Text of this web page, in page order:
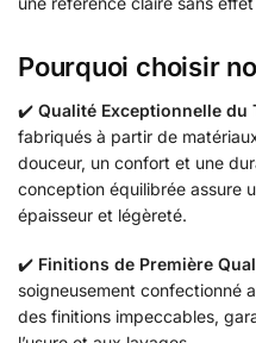
Pourquoi choisir
✔️ Qualité Exceptionnelle du
fabriqués à partir de
douceur, un confort et une
conception équilibrée assure
épaisseur et légèreté.
✔️ Finitions de Première
soigneusement confectionné
des finitions impeccables,